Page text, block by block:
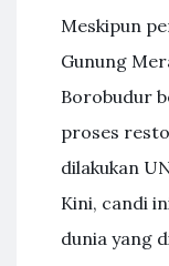
Meskipun
Gunung
Borobudur
proses
dilakukan
Kini, candi
dunia yang